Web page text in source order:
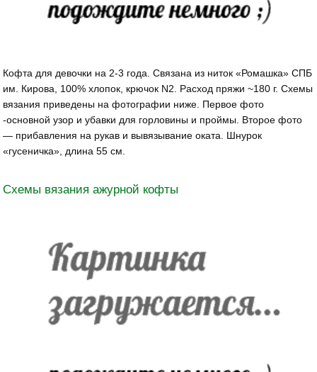
Кофта для девочки на 2-3 года. Связана из ниток «Ромашка» СПБ
им. Кирова, 100% хлопок, крючок N2. Расход пряжи ~180 г. Схемы
вязания приведены на фотографии ниже. Первое фото
-основной узор и убавки для горловины и проймы. Второе фото
— прибавления на рукав и вывязывание оката. Шнурок
«гусеничка», длина 55 см.
Схемы вязания ажурной кофты